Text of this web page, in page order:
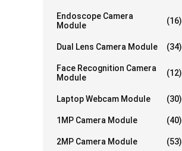
Endoscope Camera
Module
(16)
Dual Lens Camera Module (34)
Face Recognition Camera
Module
(12)
Laptop Webcam Module (30)
1MP Camera Module (40)
2MP Camera Module (53)